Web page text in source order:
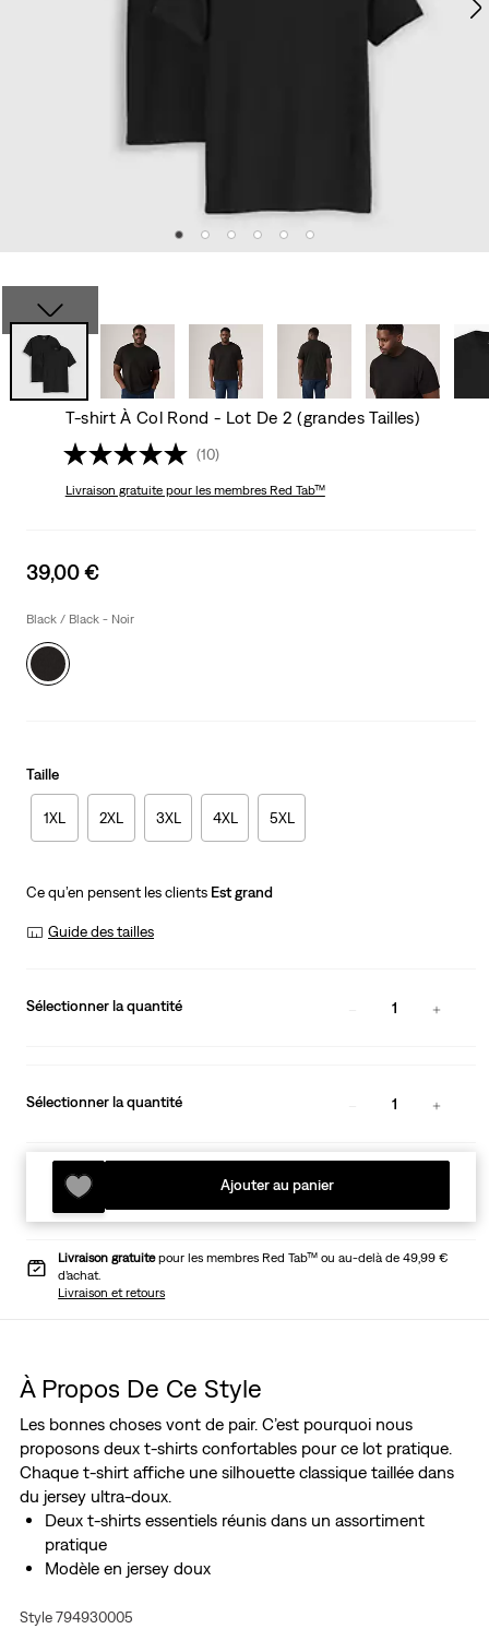
T-shirt À Col Rond - Lot De 2 (grandes Tailles)
(10)
Livraison gratuitepour les membres Red Tab™
Sale
is
39,00 €
Black / Black - Noir
Taille
1XL 2XL 3XL 4XL 5XL
Ce qu’en pensent les clients Est grand
Guide des tailles
Sélectionner la quantité 1
Sélectionner la quantité 1
Ajouter au panier
Livraison gratuitepour les membres Red Tab™ ou au-delà de 49,99 €
d’achat.
Livraison et retours
À Propos De Ce Style
Les bonnes choses vont de pair. C’est pourquoi nous
proposons deux t-shirts confortables pour ce lot pratique.
Chaque t-shirt affiche une silhouette classique taillée dans
du jersey ultra-doux.
Deux t-shirts essentiels réunis dans un assortiment
pratique
Modèle en jersey doux
Style 794930005